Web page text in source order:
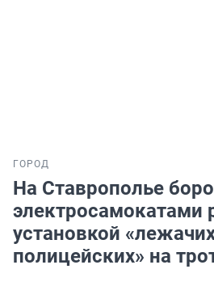
ГОРОД
На Ставрополье
электросамокатами
установкой
полицейских» на